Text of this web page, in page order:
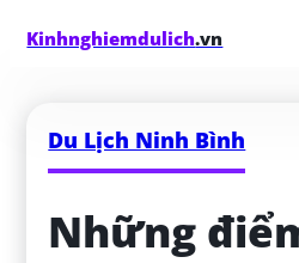
Kinhnghiemdulich.vn
Du Lịch Ninh Bình
Những